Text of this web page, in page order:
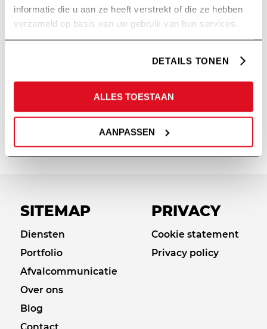
informatie die u aan ze heeft verstrekt of die ze hebben
verzameld op basis van uw gebruik van hun services.
DETAILS TONEN
ALLES TOESTAAN
AANPASSEN
JACKLING & BOWERS
SITEMAP
Diensten
Portfolio
Afvalcommunicatie
Over ons
Blog
PRIVACY
Cookie statement
Privacy policy